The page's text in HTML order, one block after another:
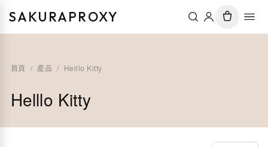
SAKURAPROXY
首頁 / 產品 / Helllo Kitty
Helllo Kitty